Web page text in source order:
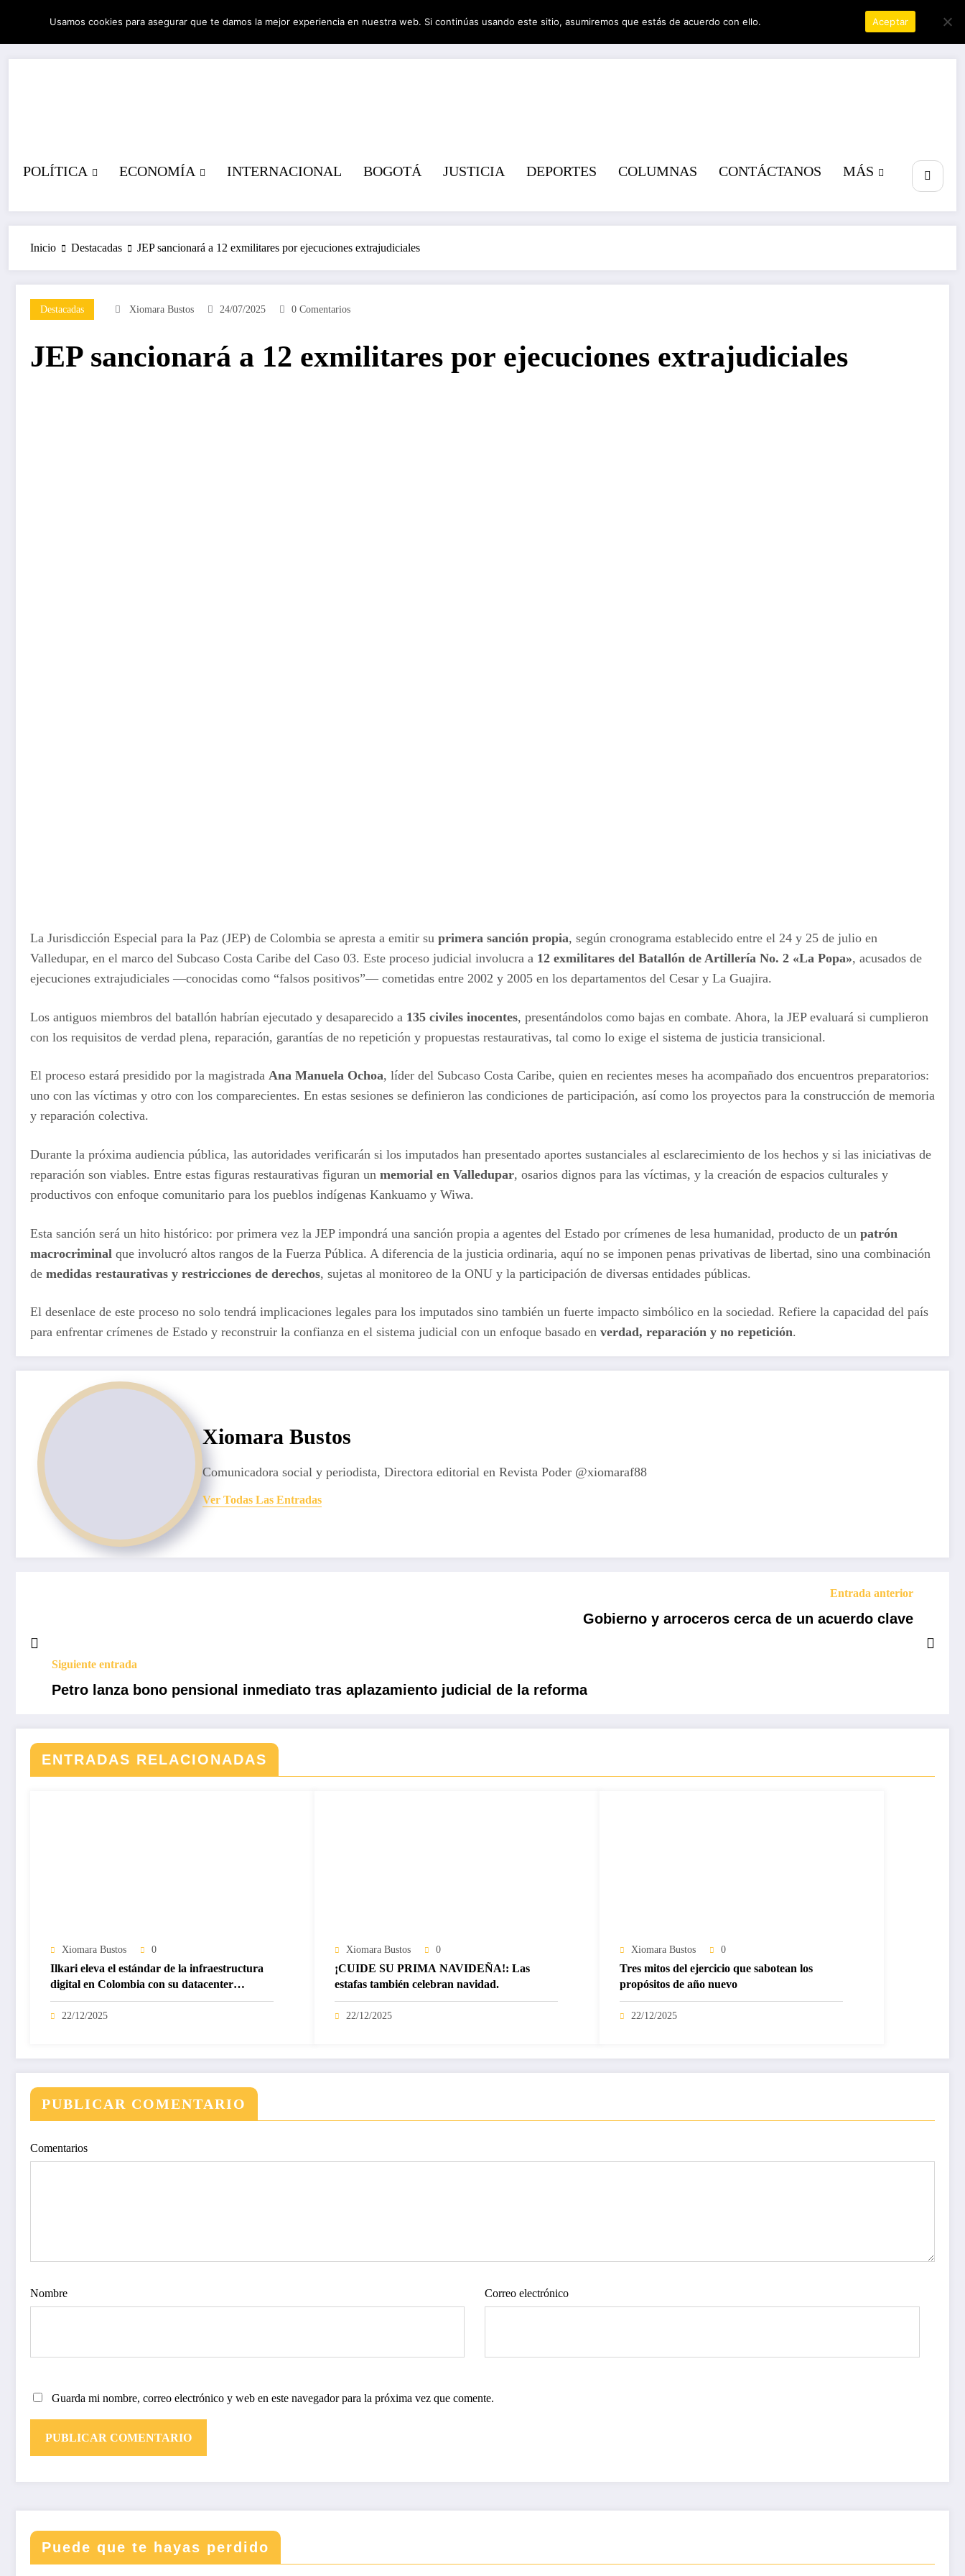
contenido
08/08/2026 10:46:29 AM
POLÍTICA ECONOMÍA INTERNACIONAL BOGOTÁ JUSTICIA DEPORTES COLUMNAS CONTÁCTANOS MÁS
Inicio Destacadas JEP sancionará a 12 exmilitares por ejecuciones extrajudiciales
Destacadas Xiomara Bustos 24/07/2025 0 Comentarios
JEP sancionará a 12 exmilitares por ejecuciones extrajudiciales
La Jurisdicción Especial para la Paz (JEP) de Colombia se apresta a emitir su primera sanción propia, según cronograma establecido entre el 24 y 25 de julio en
Valledupar, en el marco del Subcaso Costa Caribe del Caso 03. Este proceso judicial involucra a 12 exmilitares del Batallón de Artillería No. 2 «La Popa», acusados de
ejecuciones extrajudiciales —conocidas como “falsos positivos”— cometidas entre 2002 y 2005 en los departamentos del Cesar y La Guajira.
Los antiguos miembros del batallón habrían ejecutado y desaparecido a 135 civiles inocentes, presentándolos como bajas en combate. Ahora, la JEP evaluará si cumplieron
con los requisitos de verdad plena, reparación, garantías de no repetición y propuestas restaurativas, tal como lo exige el sistema de justicia transicional.
El proceso estará presidido por la magistrada Ana Manuela Ochoa, líder del Subcaso Costa Caribe, quien en recientes meses ha acompañado dos encuentros preparatorios:
uno con las víctimas y otro con los comparecientes. En estas sesiones se definieron las condiciones de participación, así como los proyectos para la construcción de memoria
y reparación colectiva.
Durante la próxima audiencia pública, las autoridades verificarán si los imputados han presentado aportes sustanciales al esclarecimiento de los hechos y si las iniciativas de
reparación son viables. Entre estas figuras restaurativas figuran un memorial en Valledupar, osarios dignos para las víctimas, y la creación de espacios culturales y
productivos con enfoque comunitario para los pueblos indígenas Kankuamo y Wiwa.
Esta sanción será un hito histórico: por primera vez la JEP impondrá una sanción propia a agentes del Estado por crímenes de lesa humanidad, producto de un patrón
macrocriminal que involucró altos rangos de la Fuerza Pública. A diferencia de la justicia ordinaria, aquí no se imponen penas privativas de libertad, sino una combinación
de medidas restaurativas y restricciones de derechos, sujetas al monitoreo de la ONU y la participación de diversas entidades públicas.
El desenlace de este proceso no solo tendrá implicaciones legales para los imputados sino también un fuerte impacto simbólico en la sociedad. Refiere la capacidad del país
para enfrentar crímenes de Estado y reconstruir la confianza en el sistema judicial con un enfoque basado en verdad, reparación y no repetición.
Xiomara Bustos
Comunicadora social y periodista, Directora editorial en Revista Poder @xiomaraf88
Ver Todas Las Entradas
Entrada anterior
Gobierno y arroceros cerca de un acuerdo clave
Siguiente entrada
Petro lanza bono pensional inmediato tras aplazamiento judicial de la reforma
ENTRADAS RELACIONADAS
Xiomara Bustos 0
Ilkari eleva el estándar de la infraestructura
digital en Colombia con su datacenter
certificado Nivel IV de ICREA
22/12/2025
Xiomara Bustos 0
¡CUIDE SU PRIMA NAVIDEÑA!: Las
estafas también celebran navidad.
22/12/2025
Xiomara Bustos 0
Tres mitos del ejercicio que sabotean los
propósitos de año nuevo
22/12/2025
PUBLICAR COMENTARIO
Comentarios
Nombre Correo electrónico
Guarda mi nombre, correo electrónico y web en este navegador para la próxima vez que comente.
Puede que te hayas perdido
Usamos cookies para asegurar que te damos la mejor experiencia en nuestra web. Si continúas usando este sitio, asumiremos que estás de acuerdo con ello. Aceptar